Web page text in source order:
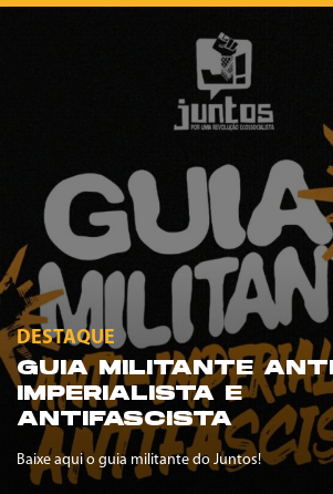
DESTAQUE
GUIA MILITANTE
IMPERIALISTA E
ANTIFASCISTA
Baixe aqui o guia militante do Juntos!